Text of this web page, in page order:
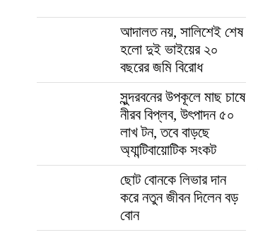
আদালত নয়, সালিশেই শেষ
হলো দুই ভাইয়ের ২০
বছরের জমি বিরোধ
সুন্দরবনের উপকূলে মাছ চাষে
নীরব বিপ্লব, উৎপাদন ৫০
লাখ টন, তবে বাড়ছে
অ্যান্টিবায়োটিক সংকট
ছোট বোনকে লিভার দান
করে নতুন জীবন দিলেন বড়
বোন